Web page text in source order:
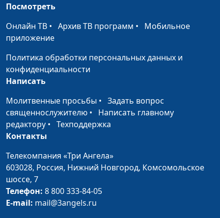
Посмотреть
Онлайн ТВ • Архив ТВ программ • Мобильное
приложение
Политика обработки персональных данных и
конфиденциальности
Написать
Молитвенные просьбы • Задать вопрос
священнослужителю • Написать главному
редактору • Техподдержка
Контакты
Телекомпания «Три Ангела»
603028, Россия, Нижний Новгород, Комсомольское
шоссе, 7
Телефон: 8 800 333-84-05
E-mail: mail@3angels.ru